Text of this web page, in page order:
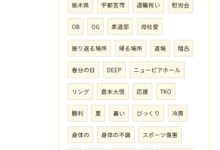
栃木県 宇都宮市 退職祝い 慰労会
OB OG 柔道部 母校愛
振り返る場所 帰る場所 道場 稽古
春分の日 DEEP ニューピアホール
リング 倉本大悟 応援 TKO
勝利 夏 暑い びっくり 冷房
身体の 身体の不調 スポーツ傷害